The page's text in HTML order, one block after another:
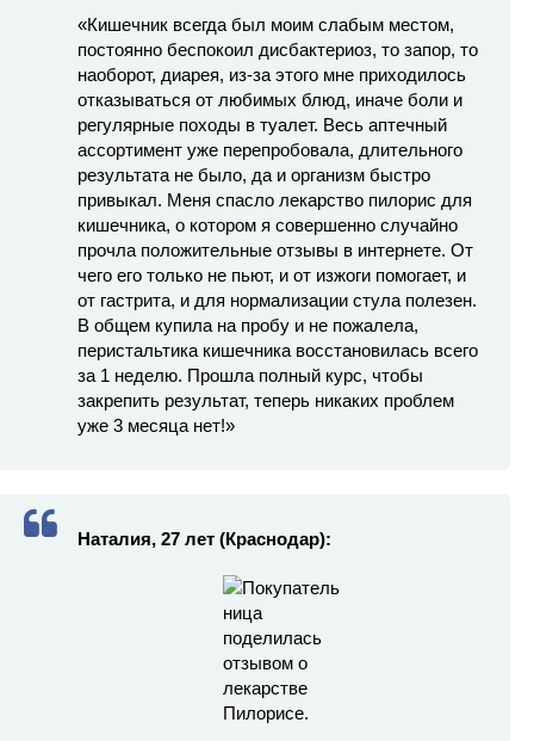
«Кишечник всегда был моим слабым местом,
постоянно беспокоил дисбактериоз, то запор, то
наоборот, диарея, из-за этого мне приходилось
отказываться от любимых блюд, иначе боли и
регулярные походы в туалет. Весь аптечный
ассортимент уже перепробовала, длительного
результата не было, да и организм быстро
привыкал. Меня спасло лекарство пилорис для
кишечника, о котором я совершенно случайно
прочла положительные отзывы в интернете. От
чего его только не пьют, и от изжоги помогает, и
от гастрита, и для нормализации стула полезен.
В общем купила на пробу и не пожалела,
перистальтика кишечника восстановилась всего
за 1 неделю. Прошла полный курс, чтобы
закрепить результат, теперь никаких проблем
уже 3 месяца нет!»
Наталия, 27 лет (Краснодар):